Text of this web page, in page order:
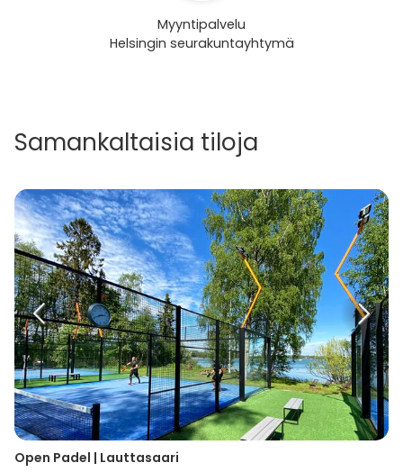
Myyntipalvelu
Helsingin seurakuntayhtymä
Samankaltaisia tiloja
Open Padel | Lauttasaari